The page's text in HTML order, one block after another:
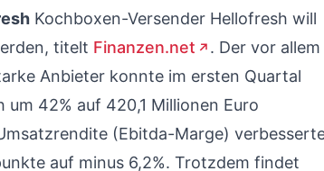
Kochboxen-Versender Hellofresh will
titelt Finanzen.net
. Der vor allem
Anbieter konnte im ersten Quartal
42% auf 420,1 Millionen Euro
(Ebitda-Marge)
auf minus 6,2%. Trotzdem findet